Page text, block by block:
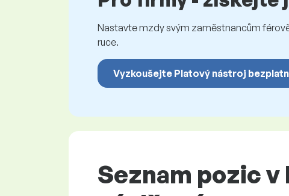
Nastavte mzdy svým zaměstnancům
ruce.
Vyzkoušejte Platový nástroj
Seznam pozic